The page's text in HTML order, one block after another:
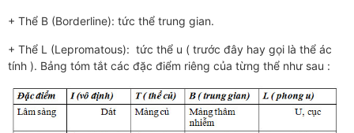
+ Thể B (Borderline): tức thể trung gian.
+ Thể L (Lepromatous): tức thể u ( trước đây hay gọi là thể ác
tính ). Bảng tóm tắt các đặc điểm riêng của từng thể như sau :